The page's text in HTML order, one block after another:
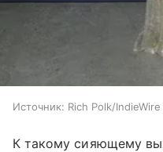
Источник: Rich Polk/
К такому сияющему